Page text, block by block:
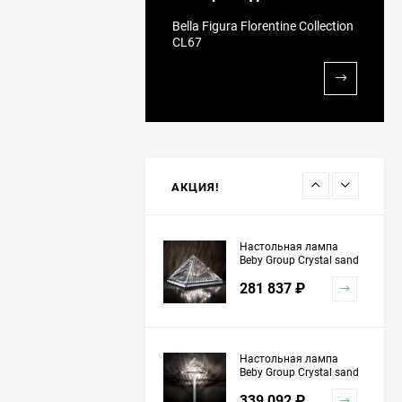
Bella Figura Florentine Collection
CL67
АКЦИЯ!
Люстра Beby Group
₽
Настольная лампа
Beby Group Crystal sand
281 837 ₽
Настольная лампа
Beby Group Crystal sand